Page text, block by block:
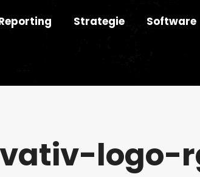
Strategie Software
logo-